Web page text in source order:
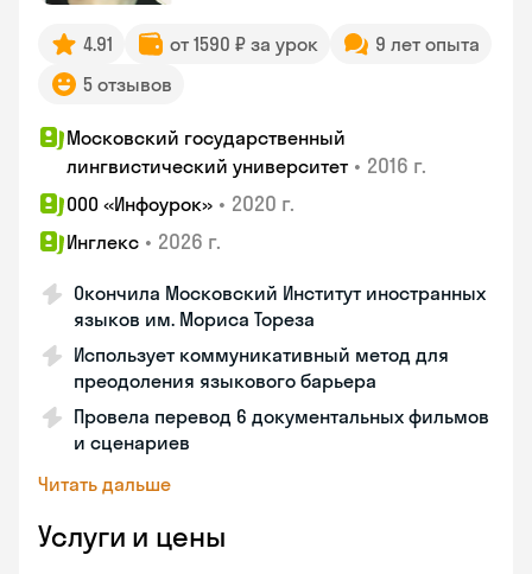
4.91 от 1590 ₽ за урок
9 лет опыта
5 отзывов
Московский государственный
лингвистический университет • 2016 г.
ООО «Инфоурок» • 2020 г.
Инглекс • 2026 г.
Окончила Московский Институт иностранных
языков им. Мориса Тореза
Использует коммуникативный метод для
преодоления языкового барьера
Провела перевод 6 документальных фильмов
и сценариев
Читать дальше
Услуги и цены